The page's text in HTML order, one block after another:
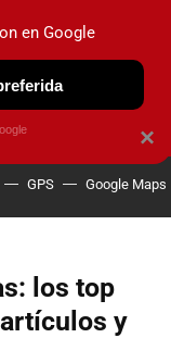
GPS Google Maps
los top
y
×
en Google